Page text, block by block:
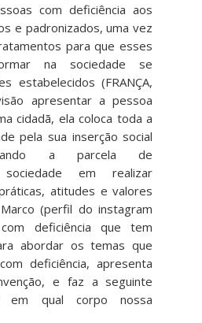
com deficiência aos
e padronizados, uma vez
para que esses
na sociedade se
estabelecidos (FRANÇA,
apresentar a pessoa
cidadã, ela coloca toda a
pela sua inserção social
a parcela de
sociedade em realizar
atitudes e valores
(perfil do instagram
deficiência que tem
abordar os temas que
deficiência, apresenta
e faz a seguinte
em qual corpo nossa